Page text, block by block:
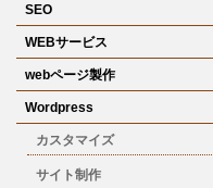
SEO
WEBサービス
webページ製作
Wordpress
カスタマイズ
サイト制作